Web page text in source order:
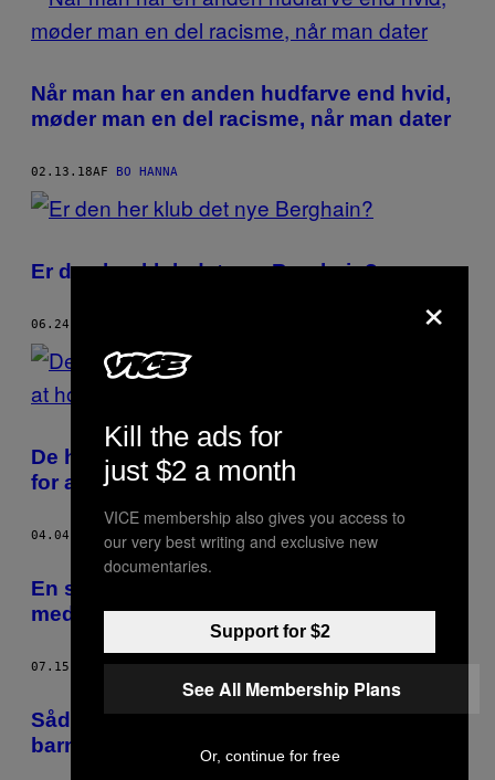
Når man har en anden hudfarve end hvid,
møder man en del racisme, når man dater
02.13.18AF BO HANNA
Er den her klub det nye Berghain?
06.24.17
De her kvinder har gjort deres bar queer
for at holde sexistiske mænd væk
04.04.17 BO HANNA
En snak med folk, der af og til tager stoffer
med deres forældre
07.15.16 AFBO HANNA
Sådan føles det at opfostre et kønsneutralt
barn
×
Kill the ads for
just $2 a month
VICE membership also gives you access to
our very best writing and exclusive new
documentaries.
Support for $2
See All Membership Plans
Or, continue for free